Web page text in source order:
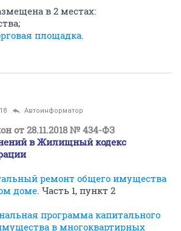
в 2 местах:
площадка.
Автоинформатор
от 28.11.2018 № 434-ФЗ
в Жилищный кодекс
ремонт общего имущества
доме. Часть 1, пункт 2
программа капитального
в многоквартирных